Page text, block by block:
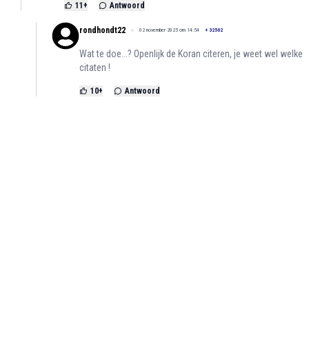
11 + Antwoord
rondhondt22 02 november 2025 om 14:54 + 32502
Wat te doe...? Openlijk de Koran citeren, je weet wel welke
citaten !
10+ Antwoord